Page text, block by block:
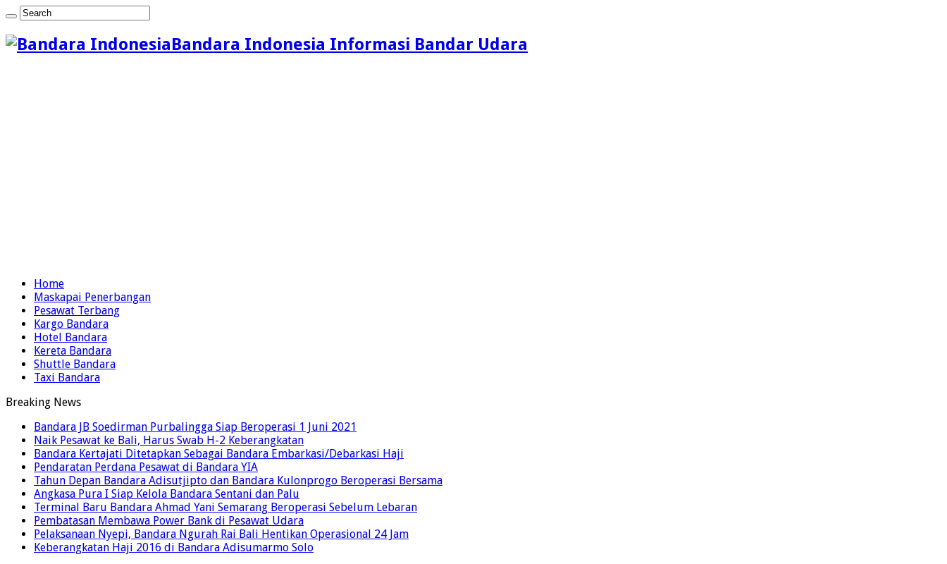
Bandara Indonesia Informasi Bandar Udara
Home
Maskapai Penerbangan
Pesawat Terbang
Kargo Bandara
Hotel Bandara
Kereta Bandara
Shuttle Bandara
Taxi Bandara
Breaking News
Bandara JB Soedirman Purbalingga Siap Beroperasi 1 Juni 2021
Naik Pesawat ke Bali, Harus Swab H-2 Keberangkatan
Bandara Kertajati Ditetapkan Sebagai Bandara Embarkasi/Debarkasi Haji
Pendaratan Perdana Pesawat di Bandara YIA
Tahun Depan Bandara Adisutjipto dan Bandara Kulonprogo Beroperasi Bersama
Angkasa Pura I Siap Kelola Bandara Sentani dan Palu
Terminal Baru Bandara Ahmad Yani Semarang Beroperasi Sebelum Lebaran
Pembatasan Membawa Power Bank di Pesawat Udara
Pelaksanaan Nyepi, Bandara Ngurah Rai Bali Hentikan Operasional 24 Jam
Keberangkatan Haji 2016 di Bandara Adisumarmo Solo